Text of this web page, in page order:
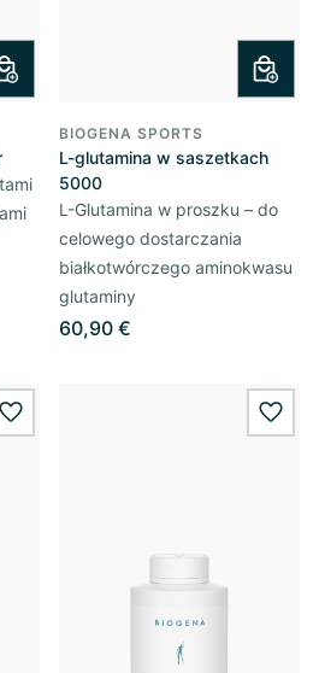
BIOGENA SPORTS
L-glutamina w saszetkach
5000
L-Glutamina w proszku – do
celowego dostarczania
białkotwórczego aminokwasu
glutaminy
60,90 €
wishlist.add